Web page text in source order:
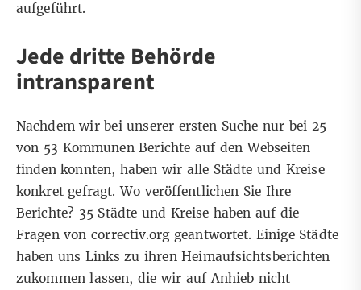
aufgeführt.
Jede dritte Behörde
intransparent
Nachdem wir bei unserer ersten Suche nur bei 25
von 53 Kommunen Berichte auf den Webseiten
finden konnten, haben wir alle Städte und Kreise
konkret gefragt. Wo veröffentlichen Sie Ihre
Berichte? 35 Städte und Kreise haben auf die
Fragen von correctiv.org geantwortet. Einige Städte
haben uns Links zu ihren Heimaufsichtsberichten
zukommen lassen, die wir auf Anhieb nicht